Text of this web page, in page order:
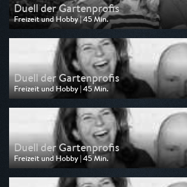
Duell der Gartenprofis
Freizeit und Hobby | 45 Min.
Ausgestrahlt von ZDF neo
am 05.08.2026, 09:45
Duell der Gartenprofis
Freizeit und Hobby | 45 Min.
Ausgestrahlt von ZDF neo
am 04.08.2026, 09:45
Duell der Gartenprofis
Freizeit und Hobby | 45 Min.
Ausgestrahlt von ZDF neo
am 03.08.2026, 09:40